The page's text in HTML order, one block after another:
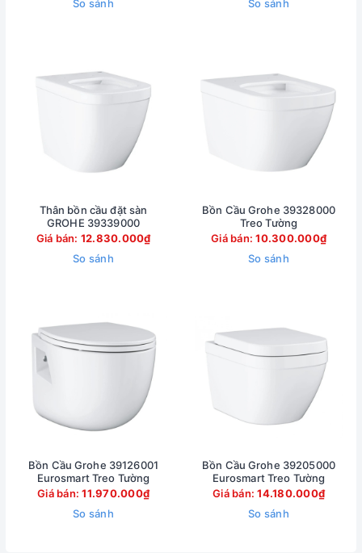
So sánh
So sánh
Thân bồn cầu đặt sàn
GROHE 39339000
Giá bán: 12.830.000₫
So sánh
Bồn Cầu Grohe 39328000
Treo Tường
Giá bán:10.300.000₫
So sánh
Bồn Cầu Grohe 39126001
Eurosmart Treo Tường
Giá bán:11.970.000₫
So sánh
Bồn Cầu Grohe 39205000
Eurosmart Treo Tường
Giá bán:14.180.000₫
So sánh